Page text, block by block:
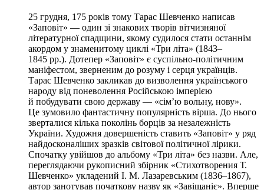
25 грудня, 175 років тому Тарас Шевченко написав
«Заповіт» — один зі знакових творів вітчизняної
літературної спадщини, якому судилося стати останнім
акордом у знаменитому циклі «Три літа» (1843–
1845 рр.). Дотепер «Заповіт» є суспільно-політичним
маніфестом, зверненим до розуму і серця українців.
Тарас Шевченко закликав до визволення українського
народу від поневолення Російською імперією
й побудувати свою державу — «сім’ю вольну, нову».
Це зумовило фантастичну популярність вірша. До нього
зверталися кілька поколінь борців за незалежність
України. Художня довершеність ставить «Заповіт» у ряд
найдосконаліших зразків світової політичної лірики.
Спочатку увійшов до альбому «Три літа» без назви. Але,
переглядаючи рукописний збірник «Стихотворения Т.
Шевченко» укладений І. М. Лазаревським (1836–1867),
автор занотував початкову назву як «Завіщаніє». Вперше